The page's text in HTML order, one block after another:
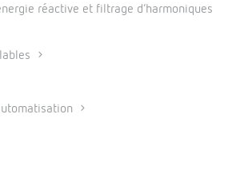
réactive et filtrage d’harmoniques